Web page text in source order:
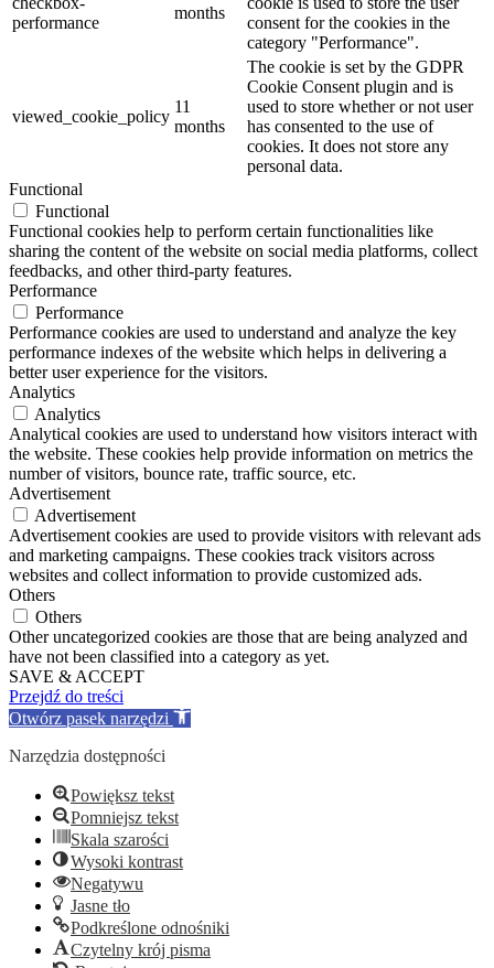
performance
months
consent for the cookies in the
category "Performance".
viewed_cookie_policy
11
months
The cookie is set by the GDPR
Cookie Consent plugin and is
used to store whether or not user
has consented to the use of
cookies. It does not store any
personal data.
Functional
Functional
Functional cookies help to perform certain functionalities like
sharing the content of the website on social media platforms, collect
feedbacks, and other third-party features.
Performance
Performance
Performance cookies are used to understand and analyze the key
performance indexes of the website which helps in delivering a
better user experience for the visitors.
Analytics
Analytics
Analytical cookies are used to understand how visitors interact with
the website. These cookies help provide information on metrics the
number of visitors, bounce rate, traffic source, etc.
Advertisement
Advertisement
Advertisement cookies are used to provide visitors with relevant ads
and marketing campaigns. These cookies track visitors across
websites and collect information to provide customized ads.
Others
Others
Other uncategorized cookies are those that are being analyzed and
have not been classified into a category as yet.
SAVE & ACCEPT
Przejdź do treści
Otwórz pasek narzędzi
Narzędzia dostępności
Powiększ tekst
Pomniejsz tekst
Skala szarości
Wysoki kontrast
Negatywu
Jasne tło
Podkreślone odnośniki
Czytelny krój pisma